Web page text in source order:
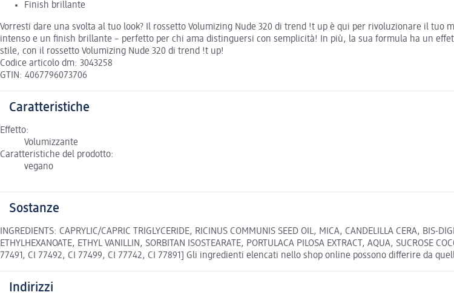
Finish brillante
Vorresti dare una svolta al tuo look? Il rossetto Volumizing Nude 320 di trend !t up è qui per rivoluzionare il
intenso e un finish brillante – perfetto per chi ama distinguersi con semplicità! In più, la sua formula ha un
stile, con il rossetto Volumizing Nude 320 di trend !t up!
Codice articolo dm: 3043258
GTIN: 4067796073706
Caratteristiche
Effetto:
Volumizzante
Caratteristiche del prodotto:
vegano
Sostanze
INGREDIENTS: CAPRYLIC/CAPRIC TRIGLYCERIDE, RICINUS COMMUNIS SEED OIL, MICA, CANDELILLA CERA, BIS-
ETHYLHEXANOATE, ETHYL VANILLIN, SORBITAN ISOSTEARATE, PORTULACA PILOSA EXTRACT, AQUA, SUCROSE
77491, CI 77492, CI 77499, CI 77742, CI 77891] Gli ingredienti elencati nello shop online possono differire da
Indirizzi